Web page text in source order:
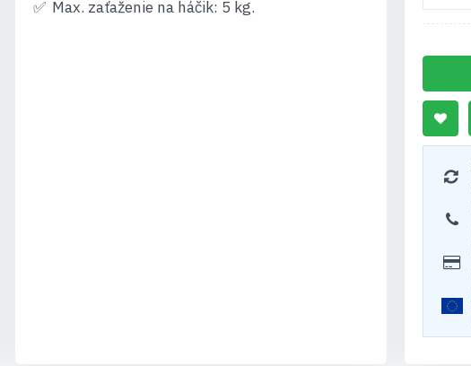
Max. zaťaženie na háčik: 5 kg.